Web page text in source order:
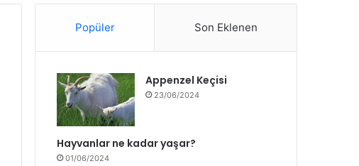
Popüler Son Eklenen
Appenzel Keçisi
23/06/2024
Hayvanlar ne kadar yaşar?
01/06/2024